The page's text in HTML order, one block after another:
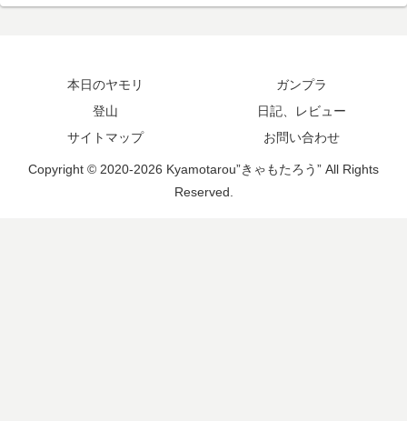
本日のヤモリ
ガンプラ
登山
日記、レビュー
サイトマップ
お問い合わせ
Copyright © 2020-2026 Kyamotarou”きゃもたろう” All Rights
Reserved.